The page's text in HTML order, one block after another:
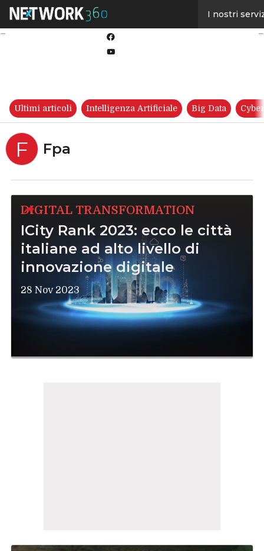
I nostri
Ultimi articoli Intelligenza Artificiale Big Data
F Fpa
DIGITAL TRANSFORMATION
ICity Rank 2023: ecco le città
italiane ad alto livello di
innovazione digitale
28 Nov 2023